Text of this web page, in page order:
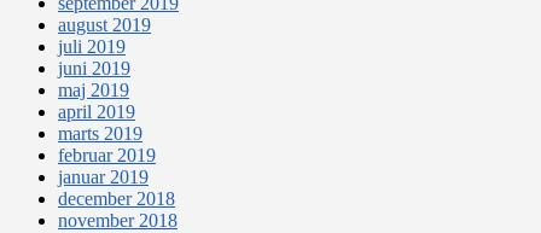
august 2019
juli 2019
juni 2019
maj 2019
april 2019
marts 2019
februar 2019
januar 2019
december 2018
november 2018